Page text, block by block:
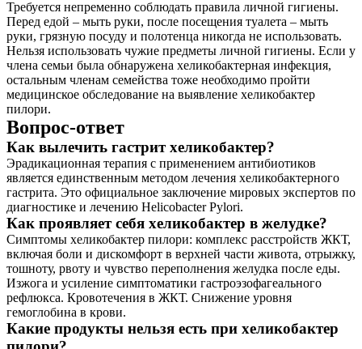
Требуется непременно соблюдать правила личной гигиены.
Перед едой – мыть руки, после посещения туалета – мыть
руки, грязную посуду и полотенца никогда не использовать.
Нельзя использовать чужие предметы личной гигиены. Если у
члена семьи была обнаружена хеликобактерная инфекция,
остальным членам семейства тоже необходимо пройти
медицинское обследование на выявление хеликобактер
пилори.
Вопрос-ответ
Как вылечить гастрит хеликобактер?
Эрадикационная терапия с применением антибиотиков
является единственным методом лечения хеликобактерного
гастрита. Это официальное заключение мировых экспертов по
диагностике и лечению Helicobacter Pylori.
Как проявляет себя хеликобактер в желудке?
Симптомы хеликобактер пилори: комплекс расстройств ЖКТ,
включая боли и дискомфорт в верхней части живота, отрыжку,
тошноту, рвоту и чувство переполнения желудка после еды.
Изжога и усиление симптоматики гастроэзофагеального
рефлюкса. Кровотечения в ЖКТ. Снижение уровня
гемоглобина в крови.
Какие продукты нельзя есть при хеликобактер